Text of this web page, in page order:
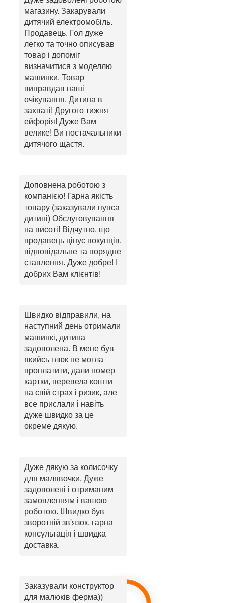
магазину. Закарували
дитячий електромобіль.
Продавець. Гол дуже
легко та точно описував
товар і допоміг
визначитися з моделлю
машинки. Товар
виправдав наші
очікування. Дитина в
захваті! Другого тижня
ейфорія! Дуже Вам
велике! Ви постачальники
дитячого щастя.
Доповнена роботою з
компанією! Гарна якість
товару (заказували пупса
дитині) Обслуговування
на висоті! Відчутно, що
продавець цінує покупців,
відповідальне та порядне
ставлення. Дуже добре! І
добрих Вам клієнтів!
Швидко відправили, на
наступний день отримали
машинкі, дитина
задоволена. В мене був
якийсь глюк не могла
проплатити, дали номер
картки, перевела кошти
на свій страх і ризик, але
все прислали і навіть
дуже швидко за це
окреме дякую.
Дуже дякую за колисочку
для малявочки. Дуже
задоволені і отриманим
замовленням і вашою
роботою. Швидко був
зворотній зв'язок, гарна
консультація і швидка
доставка.
Заказували конструктор
для малюків ферма))